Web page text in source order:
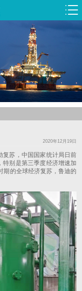
2020年12月19日
复苏，中国国家统计局日前
别是第三季度经济增速加
期的全球经济复苏，鲁迪的